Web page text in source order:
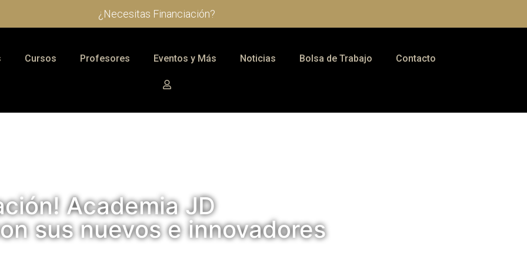
¿Necesitas Financiación?
Cursos Profesores Eventos y Más Noticias Bolsa de Trabajo Contacto
Academia JD
sus nuevos e innovadores